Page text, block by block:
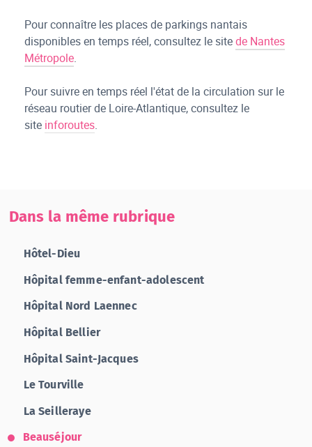
Pour connaître les places de parkings nantais
disponibles en temps réel, consultez le sitede Nantes
Métropole.
Pour suivre en temps réel l'état de la circulation sur le
réseau routier de Loire-Atlantique, consultez le
site inforoutes.
Dans la même rubrique
Hôtel-Dieu
Hôpital femme-enfant-adolescent
Hôpital Nord Laennec
Hôpital Bellier
Hôpital Saint-Jacques
Le Tourville
La Seilleraye
Beauséjour